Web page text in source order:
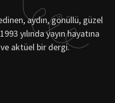
aydın, gönüllü, güzel
yılında yayın hayatına
ve aktüel bir dergi.